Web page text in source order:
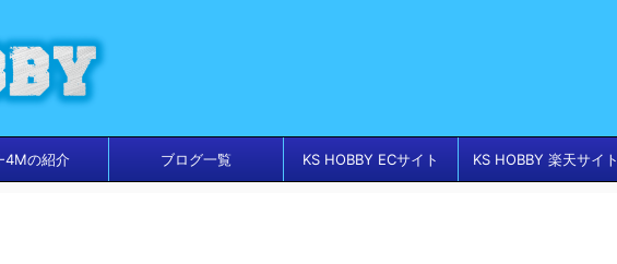
4Mの紹介 ブログ一覧 KS HOBBY ECサイト KS HOBBY 楽天サイト